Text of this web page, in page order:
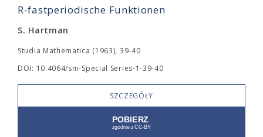
R-fastperiodische Funktionen
S. Hartman
Studia Mathematica (1963), 39-40
DOI: 10.4064/sm-Special Series-1-39-40
SZCZEGÓŁY